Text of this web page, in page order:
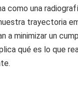
como una
trayectoria
a minimizar un
qué es lo que